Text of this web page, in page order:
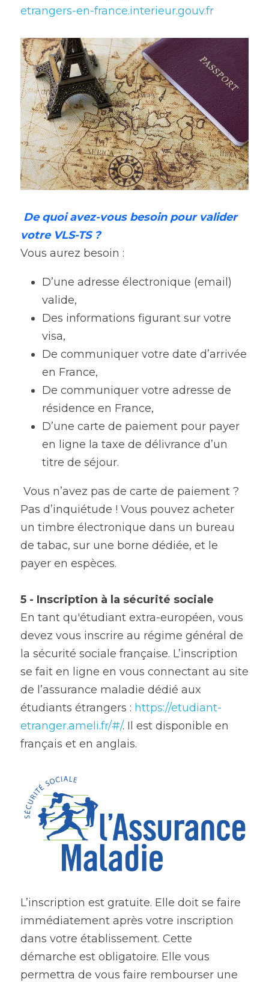
etrangers-en-france.interieur.gouv.fr
De quoi avez-vous besoin pour valider
votre VLS-TS ?
Vous aurez besoin :
D’une adresse électronique (email)
valide,
Des informations figurant sur votre
visa,
De communiquer votre date d’arrivée
en France,
De communiquer votre adresse de
résidence en France,
D’une carte de paiement pour payer
en ligne la taxe de délivrance d’un
titre de séjour.
Vous n’avez pas de carte de paiement ?
Pas d’inquiétude ! Vous pouvez acheter
un timbre électronique dans un bureau
de tabac, sur une borne dédiée, et le
payer en espèces.
5 - Inscription à la sécurité sociale
En tant qu'étudiant extra-européen, vous
devez vous inscrire au régime général de
la sécurité sociale française. L’inscription
se fait en ligne en vous connectant au site
de l’assurance maladie dédié aux
étudiants étrangers : https://etudiant-
etranger.ameli.fr/#/. Il est disponible en
français et en anglais.
L’inscription est gratuite. Elle doit se faire
immédiatement après votre inscription
dans votre établissement. Cette
démarche est obligatoire. Elle vous
permettra de vous faire rembourser une